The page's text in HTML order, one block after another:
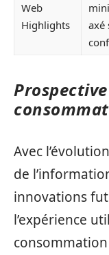
Web
Highlights
axé
Avec
de
innovations
l’expérience